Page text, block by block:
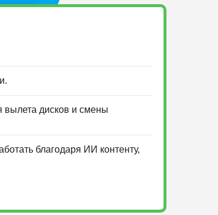
вылета дисков и смены
благодаря ИИ контенту,